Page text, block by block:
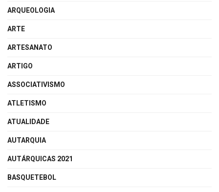
ARQUEOLOGIA
ARTE
ARTESANATO
ARTIGO
ASSOCIATIVISMO
ATLETISMO
ATUALIDADE
AUTARQUIA
AUTÁRQUICAS 2021
BASQUETEBOL